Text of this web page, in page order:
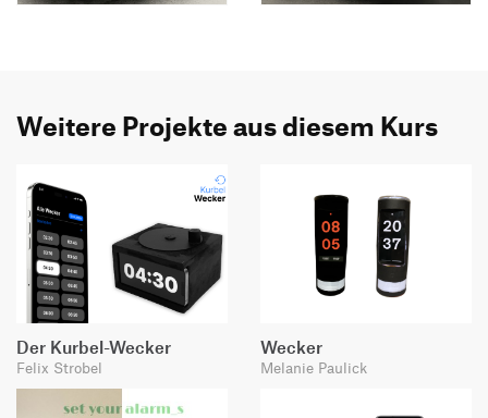
Weitere Projekte aus diesem Kurs
Der Kurbel-Wecker
Felix Strobel
Wecker
Melanie Paulick